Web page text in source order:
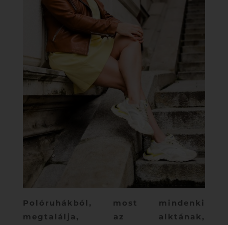
Polóruhákból, most mindenki
megtalálja, az alktának,